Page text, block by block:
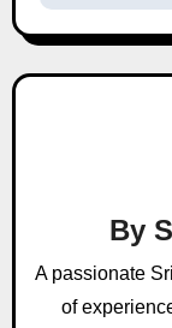
n
a
a
By
A passionate
of